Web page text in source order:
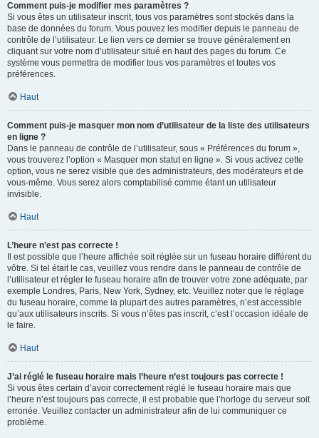
Comment puis-je modifier mes paramètres ?
Si vous êtes un utilisateur inscrit, tous vos paramètres sont stockés dans la
base de données du forum. Vous pouvez les modifier depuis le panneau de
contrôle de l’utilisateur. Le lien vers ce dernier se trouve généralement en
cliquant sur votre nom d’utilisateur situé en haut des pages du forum. Ce
système vous permettra de modifier tous vos paramètres et toutes vos
préférences.
Haut
Comment puis-je masquer mon nom d’utilisateur de la liste des utilisateurs
en ligne ?
Dans le panneau de contrôle de l’utilisateur, sous « Préférences du forum »,
vous trouverez l’option « Masquer mon statut en ligne ». Si vous activez cette
option, vous ne serez visible que des administrateurs, des modérateurs et de
vous-même. Vous serez alors comptabilisé comme étant un utilisateur
invisible.
Haut
L’heure n’est pas correcte !
Il est possible que l’heure affichée soit réglée sur un fuseau horaire différent du
vôtre. Si tel était le cas, veuillez vous rendre dans le panneau de contrôle de
l’utilisateur et régler le fuseau horaire afin de trouver votre zone adéquate, par
exemple Londres, Paris, New York, Sydney, etc. Veuillez noter que le réglage
du fuseau horaire, comme la plupart des autres paramètres, n’est accessible
qu’aux utilisateurs inscrits. Si vous n’êtes pas inscrit, c’est l’occasion idéale de
le faire.
Haut
J’ai réglé le fuseau horaire mais l’heure n’est toujours pas correcte !
Si vous êtes certain d’avoir correctement réglé le fuseau horaire mais que
l’heure n’est toujours pas correcte, il est probable que l’horloge du serveur soit
erronée. Veuillez contacter un administrateur afin de lui communiquer ce
problème.